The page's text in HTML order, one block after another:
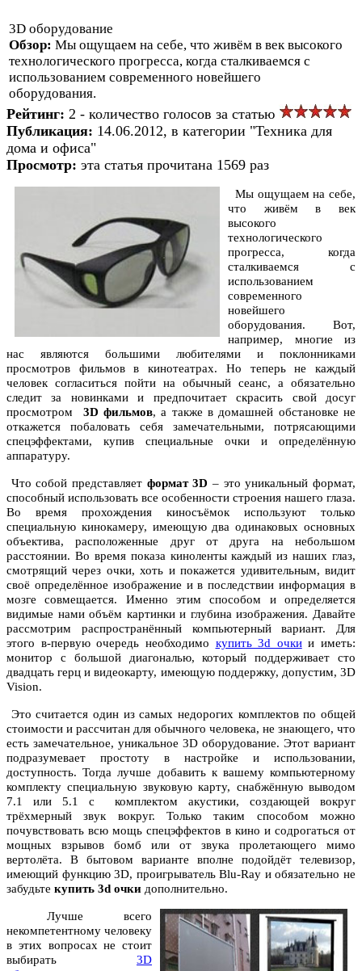
3D оборудование
Обзор: Мы ощущаем на себе, что живём в век высокого
технологического прогресса, когда сталкиваемся с
использованием современного новейшего
оборудования.
Рейтинг: 2 - количество голосов за статью
Публикация: 14.06.2012, в категории "Техника для
дома и офиса"
Просмотр: эта статья прочитана 1569 раз
Мы ощущаем на себе,
что живём в век
высокого
технологического
прогресса, когда
сталкиваемся с
использованием
современного
новейшего
оборудования. Вот,
например, многие из
нас являются большими любителями и поклонниками
просмотров фильмов в кинотеатрах. Но теперь не каждый
человек согласиться пойти на обычный сеанс, а обязательно
следит за новинками и предпочитает скрасить свой досуг
просмотром 3D фильмов, а также в домашней обстановке не
откажется побаловать себя замечательными, потрясающими
спецэффектами, купив специальные очки и определённую
аппаратуру.
Что собой представляет формат 3D – это уникальный формат,
способный использовать все особенности строения нашего глаза.
Во время прохождения киносъёмок используют только
специальную кинокамеру, имеющую два одинаковых основных
объектива, расположенные друг от друга на небольшом
расстоянии. Во время показа киноленты каждый из наших глаз,
смотрящий через очки, хоть и покажется удивительным, видит
своё определённое изображение и в последствии информация в
мозге совмещается. Именно этим способом и определяется
видимые нами объём картинки и глубина изображения. Давайте
рассмотрим распространённый компьютерный вариант. Для
этого в-первую очередь необходимо купить 3d очкии иметь:
монитор с большой диагональю, который поддерживает сто
двадцать герц и видеокарту, имеющую поддержку, допустим, 3D
Vision.
Это считается один из самых недорогих комплектов по общей
стоимости и рассчитан для обычного человека, не знающего, что
есть замечательное, уникальное 3D оборудование. Этот вариант
подразумевает простоту в настройке и использовании,
доступность. Тогда лучше добавить к вашему компьютерному
комплекту специальную звуковую карту, снабжённую выводом
7.1 или 5.1 с комплектом акустики, создающей вокруг
трёхмерный звук вокруг. Только таким способом можно
почувствовать всю мощь спецэффектов в кино и содрогаться от
мощных взрывов бомб или от звука пролетающего мимо
вертолёта. В бытовом варианте вполне подойдёт телевизор,
имеющий функцию 3D, проигрыватель Blu-Ray и обязательно не
забудьте купить 3d очки дополнительно.
Лучше всего
некомпетентному человеку
в этих вопросах не стоит
выбирать 3D